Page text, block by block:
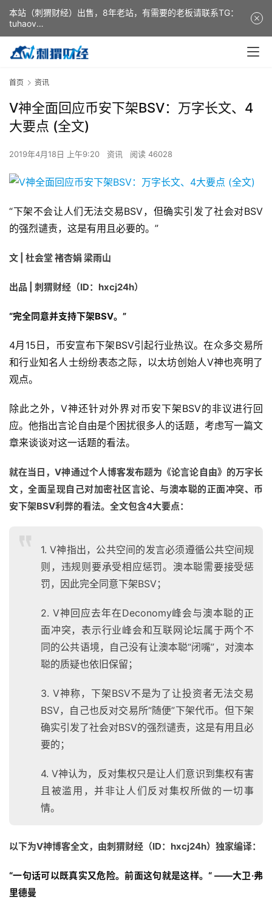
首页 资讯
V神全面回应币安下架BSV：万字长文、4
大要点 (全文)
2019年4月18日 上午9:20 资讯 阅读 46028
“下架不会让人们无法交易BSV，但确实引发了社会对BSV
的强烈谴责，这是有用且必要的。”
文 | 杜会堂 褚杏娟 梁雨山
出品 | 刺猬财经（ID：hxcj24h）
“完全同意并支持下架BSV。”
4月15日，币安宣布下架BSV引起行业热议。在众多交易所
和行业知名人士纷纷表态之际，以太坊创始人V神也亮明了
观点。
除此之外，V神还针对外界对币安下架BSV的非议进行回
应。他指出言论自由是个困扰很多人的话题，考虑写一篇文
章来谈谈对这一话题的看法。
就在当日，V神通过个人博客发布题为《论言论自由》的万字长
文，全面呈现自己对加密社区言论、与澳本聪的正面冲突、币
安下架BSV利弊的看法。全文包含4大要点：
1. V神指出，公共空间的发言必须遵循公共空间规
则，违规则要承受相应惩罚。澳本聪需要接受惩
罚，因此完全同意下架BSV；
2. V神回应去年在Deconomy峰会与澳本聪的正
面冲突，表示行业峰会和互联网论坛属于两个不
同的公共语境，自己没有让澳本聪“闭嘴”，对澳本
聪的质疑也依旧保留；
3. V神称，下架BSV不是为了让投资者无法交易
BSV，自己也反对交易所“随便”下架代币。但下架
确实引发了社会对BSV的强烈谴责，这是有用且必
要的；
4. V神认为，反对集权只是让人们意识到集权有害
且被滥用，并非让人们反对集权所做的一切事
情。
以下为V神博客全文，由刺猬财经（ID：hxcj24h）独家编译：
“一句话可以既真实又危险。前面这句就是这样。“ ——大卫·弗
里德曼
本站（刺猬财经）出售，8年老站，有需要的老板请联系TG：
tuhaov
This website (ciweicaijing) is for sale. It is a 8-year-old
website. If you need it, please contact TG: tuhaov